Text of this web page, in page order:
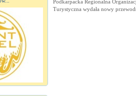
Podkarpacka Regionalna
Turystyczna wydała nowy